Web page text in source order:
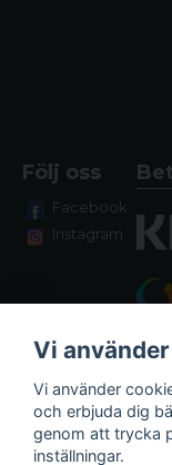
Följ oss
Facebook
Instagram
Fraktalternativ
Vi
Vi använder
och erbjuda dig
genom att trycka
inställningar.